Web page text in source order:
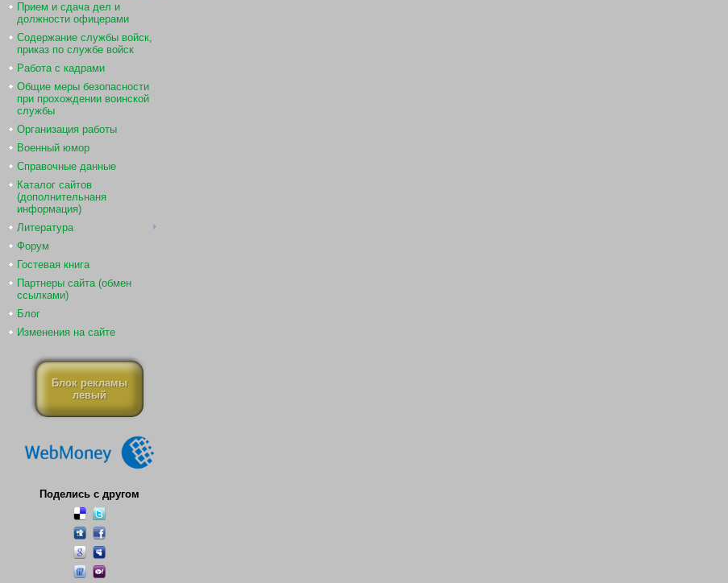
Прием и сдача дел и
должности офицерами
Содержание службы войск,
приказ по службе войск
Работа с кадрами
Общие меры безопасности
при прохождении воинской
службы
Организация работы
Военный юмор
Справочные данные
Каталог сайтов
(дополнительнаня
информация)
Литература
Форум
Гостевая книга
Партнеры сайта (обмен
ссылками)
Блог
Изменения на сайте
Блок рекламы
левый
Поделись с другом